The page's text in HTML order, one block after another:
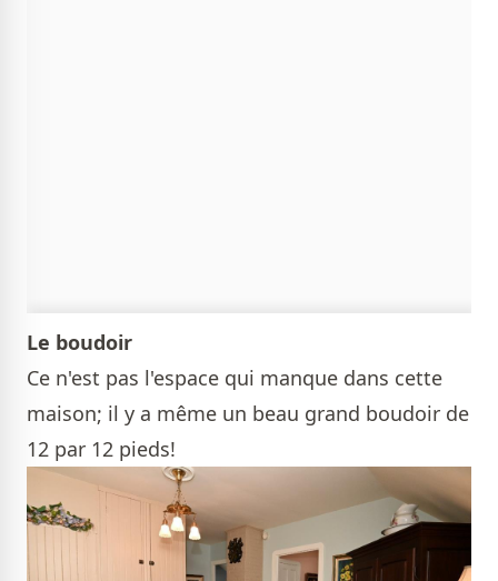
Le boudoir
Ce n'est pas l'espace qui manque dans cette
maison; il y a même un beau grand boudoir de
12 par 12 pieds!